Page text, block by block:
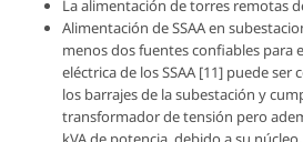
La alimentación de torres remotas
Alimentación de SSAA en
menos dos fuentes confiables para
eléctrica de los SSAA [11] puede
los barrajes de la subestación y
transformador de tensión pero